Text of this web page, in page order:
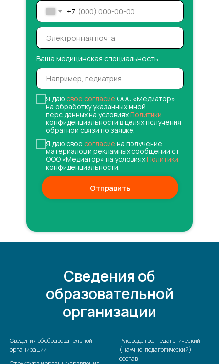
+7
Ваша медицинская специальность
Я даю свое согласие ООО «Медиатор»
на обработку указанных мной
перс.данных на условияхПолитики
конфиденциальности в целях получения
обратной связи по заявке.
Я даю свое согласие на получение
материалов и рекламных сообщений от
ООО «Медиатор» на условияхПолитики
конфиденциальности.
Отправить
Сведения об
образовательной
организации
Сведения об образовательной
организации
Руководство. Педагогический
(научно-педагогический)
состав